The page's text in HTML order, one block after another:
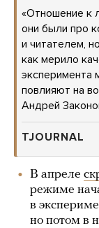
«Отношение к
они были про
и читателем,
как мерило
эксперимента
повлияют на
Андрей
TJOURNAL
В апреле
режиме
в
но потом в